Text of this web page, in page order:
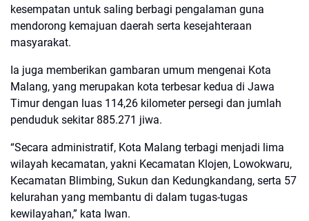
kesempatan untuk saling berbagi pengalaman guna
mendorong kemajuan daerah serta kesejahteraan
masyarakat.
Ia juga memberikan gambaran umum mengenai Kota
Malang, yang merupakan kota terbesar kedua di Jawa
Timur dengan luas 114,26 kilometer persegi dan jumlah
penduduk sekitar 885.271 jiwa.
“Secara administratif, Kota Malang terbagi menjadi lima
wilayah kecamatan, yakni Kecamatan Klojen, Lowokwaru,
Kecamatan Blimbing, Sukun dan Kedungkandang, serta 57
kelurahan yang membantu di dalam tugas-tugas
kewilayahan,” kata Iwan.